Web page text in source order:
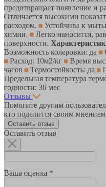
предотвращает появление и
Отличается высокими
расходом.
Устойчива к
химии.
Легко наносится,
поверхности.
Возможность колеровки: да
Расход: 10м2/кг
Время
часов
Термостойкость: да
Предельная температура
годности: 36 мес
Отзывы
Помогите другим
кто поделится своим
Оставить отзыв
Оставить отзыв
Ваша оценка *